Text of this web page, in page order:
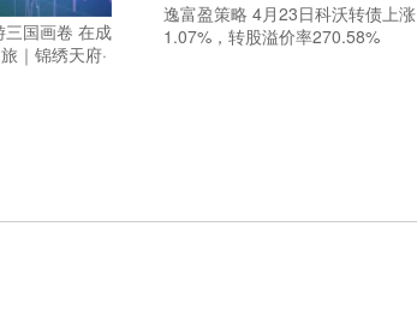
国画卷 在成
｜锦绣天府·
逸富盈策略 4月23日科沃转债上涨
1.07%，转股溢价率270.58%